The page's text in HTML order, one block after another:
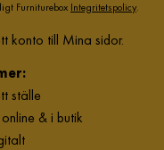
Furniturebox Integritetspolicy.
konto till Mina sidor.
ställe
& i butik